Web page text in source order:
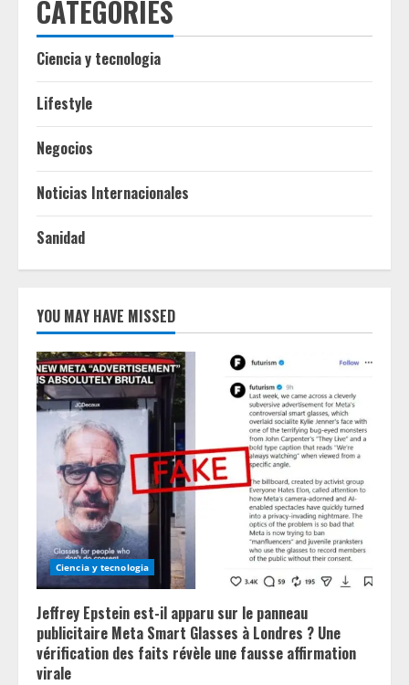
CATEGORIES
Ciencia y tecnologia
Lifestyle
Negocios
Noticias Internacionales
Sanidad
YOU MAY HAVE MISSED
Ciencia y tecnologia
Jeffrey Epstein est-il apparu sur le panneau
publicitaire Meta Smart Glasses à Londres ? Une
vérification des faits révèle une fausse affirmation
virale